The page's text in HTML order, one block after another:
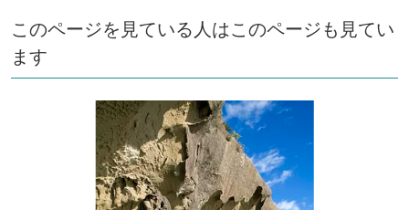
このページを見ている人はこのページも見てい
ます